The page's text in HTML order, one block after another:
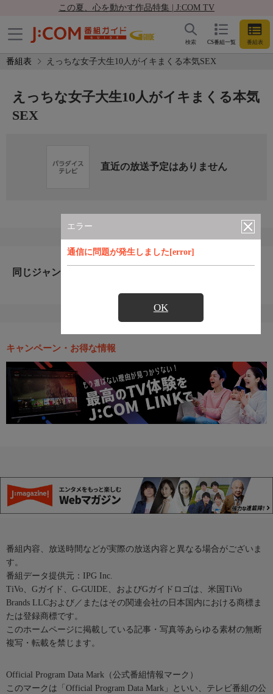
この夏、心を動かす作品特集 | J:COM TV
CS番組一覧 番組表
検索
番組表 えっちな女子大生10人がイキまくる本気SEX
エラー
通信に問題が発生しました[error]
OK
えっちな女子大生10人がイキまくる本気
SEX
直近の放送予定はありません
同じジャンルのおすすめ番組
キャンペーン・お得な情報
番組内容、放送時間などが実際の放送内容と異なる場合がございま
す。
番組データ提供元：IPG Inc.
TiVo、Gガイド、G-GUIDE、およびGガイドロゴは、米国TiVo
Brands LLCおよび／またはその関連会社の日本国内における商標ま
たは登録商標です。
このホームページに掲載している記事・写真等あらゆる素材の無断
複写・転載を禁じます。
Official Program Data Mark（公式番組情報マーク）
このマークは「Official Program Data Mark」といい、テレビ番組の公